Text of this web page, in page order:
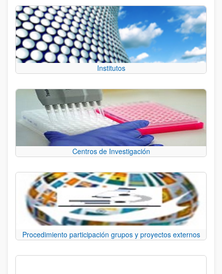
Institutos
Centros de Investigación
Procedimiento participación grupos y proyectos externos